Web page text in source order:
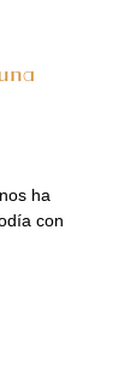
ha
con